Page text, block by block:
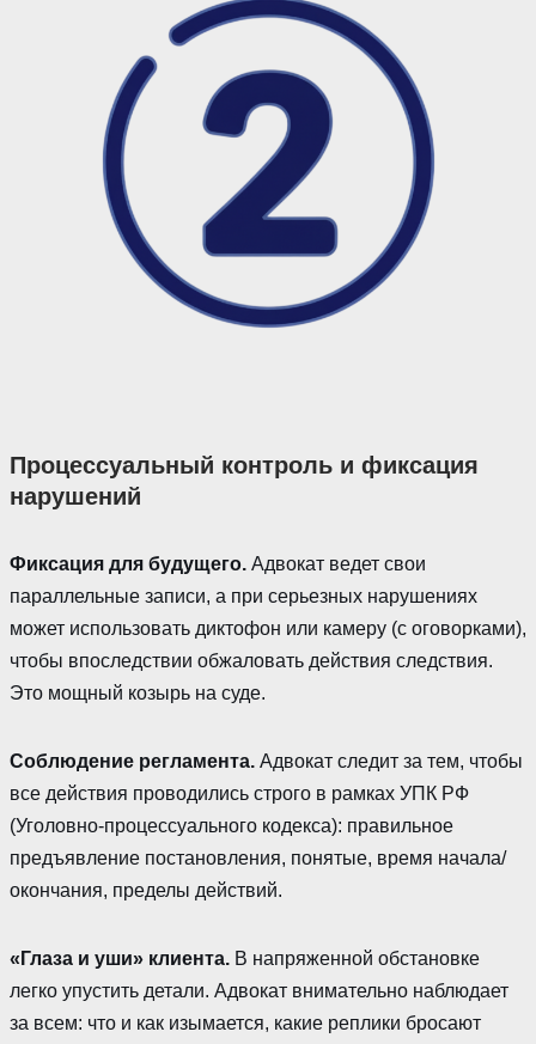
Процессуальный контроль и фиксация
нарушений
Фиксация для будущего.Адвокат ведет свои
параллельные записи, а при серьезных нарушениях
может использовать диктофон или камеру (с оговорками),
чтобы впоследствии обжаловать действия следствия.
Это мощный козырь на суде.
Соблюдение регламента.Адвокат следит за тем, чтобы
все действия проводились строго в рамках УПК РФ
(Уголовно-процессуального кодекса): правильное
предъявление постановления, понятые, время начала/
окончания, пределы действий.
«Глаза и уши» клиента.В напряженной обстановке
легко упустить детали. Адвокат внимательно наблюдает
за всем: что и как изымается, какие реплики бросают